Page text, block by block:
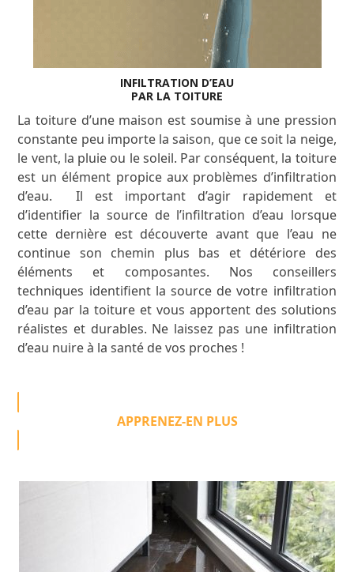
INFILTRATION D’EAU
PAR LA TOITURE
La toiture d’une maison est soumise à une pression
constante peu importe la saison, que ce soit la neige,
le vent, la pluie ou le soleil. Par conséquent, la toiture
est un élément propice aux problèmes d’infiltration
d’eau. Il est important d’agir rapidement et
d’identifier la source de l’infiltration d’eau lorsque
cette dernière est découverte avant que l’eau ne
continue son chemin plus bas et détériore des
éléments et composantes. Nos conseillers
techniques identifient la source de votre infiltration
d’eau par la toiture et vous apportent des solutions
réalistes et durables. Ne laissez pas une infiltration
d’eau nuire à la santé de vos proches !
APPRENEZ-EN PLUS